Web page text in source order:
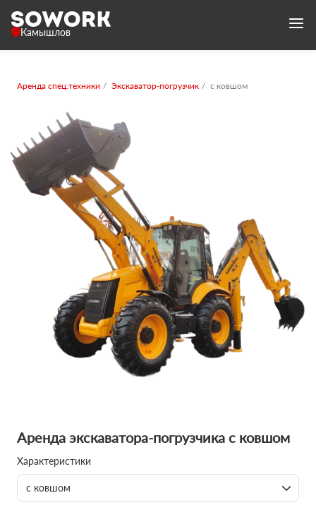
Камышлов
Аренда спец.техники Экскаватор-погрузчик с ковшом
Аренда экскаватора-погрузчика с ковшом
Характеристики
с ковшом